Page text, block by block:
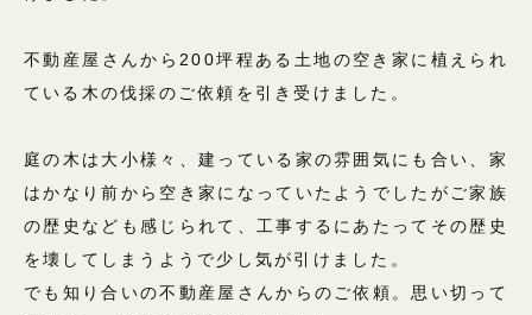
不動産屋さんから200坪程ある土地の空き家に植えられ
ている木の伐採のご依頼を引き受けました。
庭の木は大小様々、建っている家の雰囲気にも合い、家
はかなり前から空き家になっていたようでしたがご家族
の歴史なども感じられて、工事するにあたってその歴史
を壊してしまうようで少し気が引けました。
でも知り合いの不動産屋さんからのご依頼。思い切って